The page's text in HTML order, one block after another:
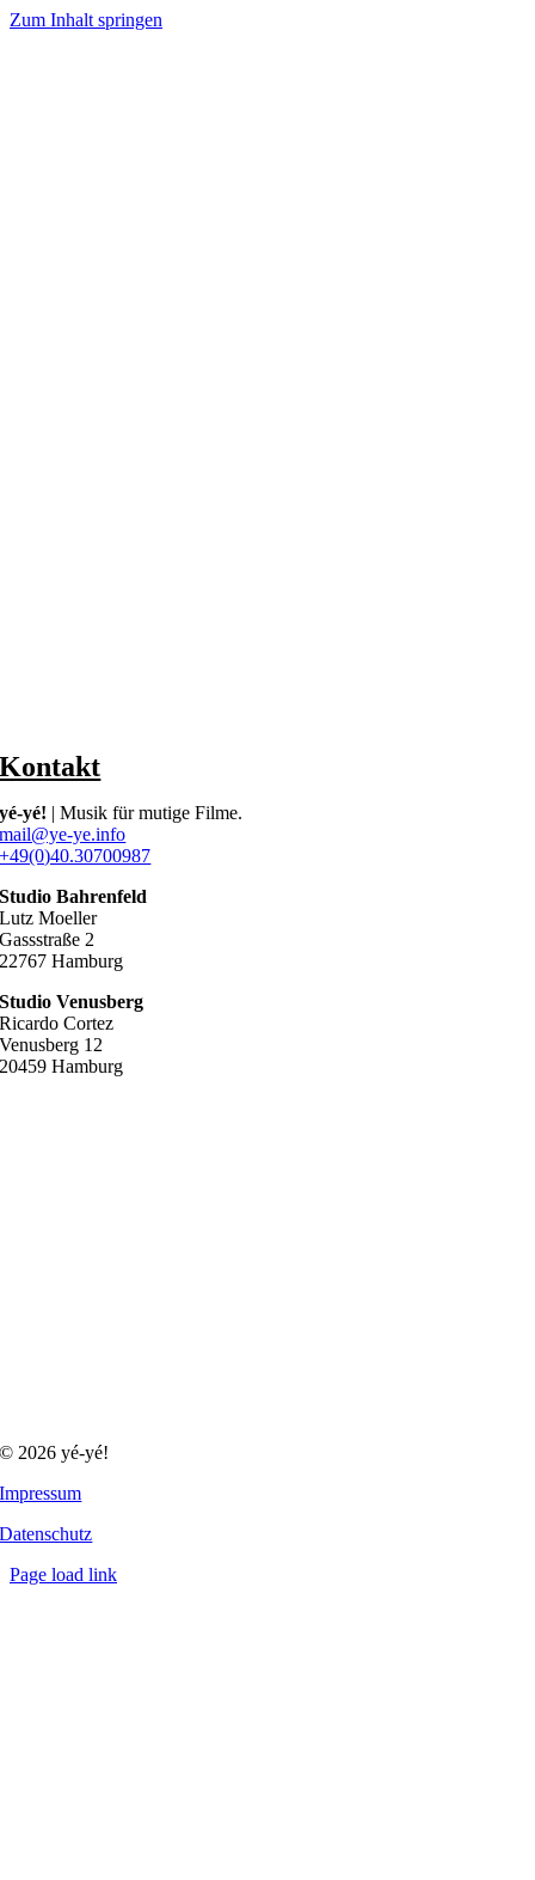
Zum Inhalt springen
Kontakt
yé-yé! | Musik für mutige Filme.
mail@ye-ye.info
+49(0)40.30700987
Studio Bahrenfeld
Lutz Moeller
Gassstraße 2
22767 Hamburg
Studio Venusberg
Ricardo Cortez
Venusberg 12
20459 Hamburg
© 2026 yé-yé!
Impressum
Datenschutz
Page load link